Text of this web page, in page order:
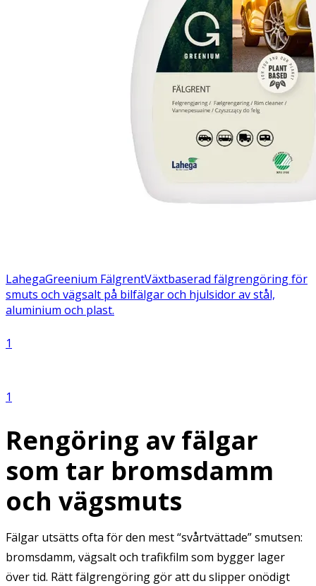
LahegaGreenium FälgrentVäxtbaserad fälgrengöring för
smuts och vägsalt på bilfälgar och hjulsidor av stål,
aluminium och plast.
1
1
Rengöring av fälgar
som tar bromsdamm
och vägsmuts
Fälgar utsätts ofta för den mest “svårtvättade” smutsen:
bromsdamm, vägsalt och trafikfilm som bygger lager
över tid. Rätt fälgrengöring gör att du slipper onödigt